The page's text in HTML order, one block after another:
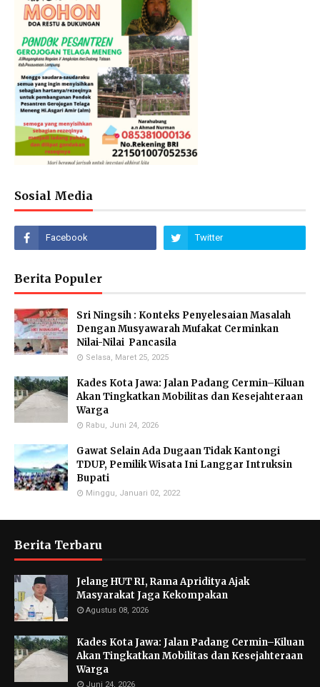
Sosial Media
Berita Populer
Sri Ningsih : Konteks Penyelesaian Masalah
Dengan Musyawarah Mufakat Cerminkan
Nilai-Nilai Pancasila
Selasa, Maret 25, 2025
Kades Kota Jawa: Jalan Padang Cermin–Kiluan
Akan Tingkatkan Mobilitas dan Kesejahteraan
Warga
Rabu, Juni 24, 2026
Gawat Selain Ada Dugaan Tidak Kantongi
TDUP, Pemilik Wisata Ini Langgar Intruksin
Bupati
Minggu, Januari 02, 2022
Berita Terbaru
Jelang HUT RI, Rama Apriditya Ajak
Masyarakat Jaga Kekompakan
Agustus 08, 2026
Kades Kota Jawa: Jalan Padang Cermin–Kiluan
Akan Tingkatkan Mobilitas dan Kesejahteraan
Warga
Juni 24, 2026